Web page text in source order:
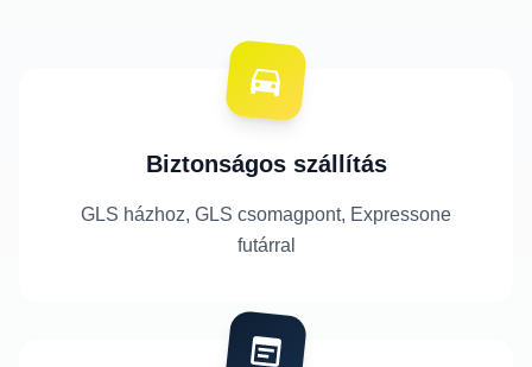
Biztonságos szállítás
GLS házhoz, GLS csomagpont, Expressone
futárral